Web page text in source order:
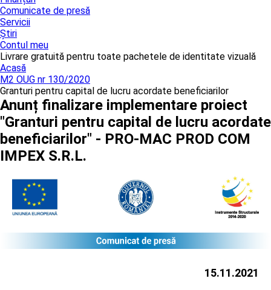
Comunicate de presă
Servicii
Știri
Contul meu
Livrare gratuită pentru toate pachetele de identitate vizuală
Acasă
M2 OUG nr 130/2020
Granturi pentru capital de lucru acordate beneficiarilor
Anunț finalizare implementare proiect
"Granturi pentru capital de lucru acordate
beneficiarilor" - PRO-MAC PROD COM
IMPEX S.R.L.
15.11.2021